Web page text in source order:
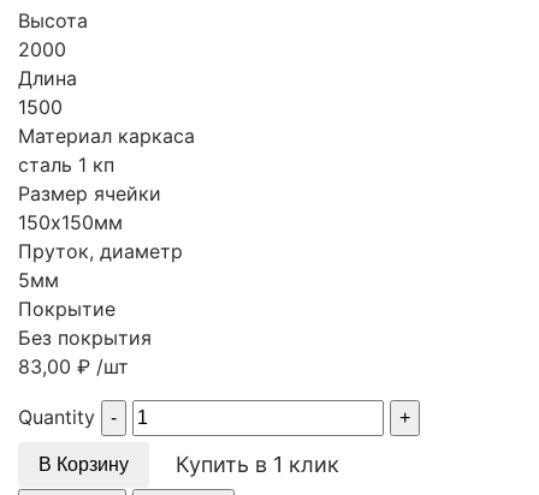
Высота
2000
Длина
1500
Материал каркаса
сталь 1 кп
Размер ячейки
150х150мм
Пруток, диаметр
5мм
Покрытие
Без покрытия
83,00 ₽ /шт
Quantity
В Корзину Купить в 1 клик